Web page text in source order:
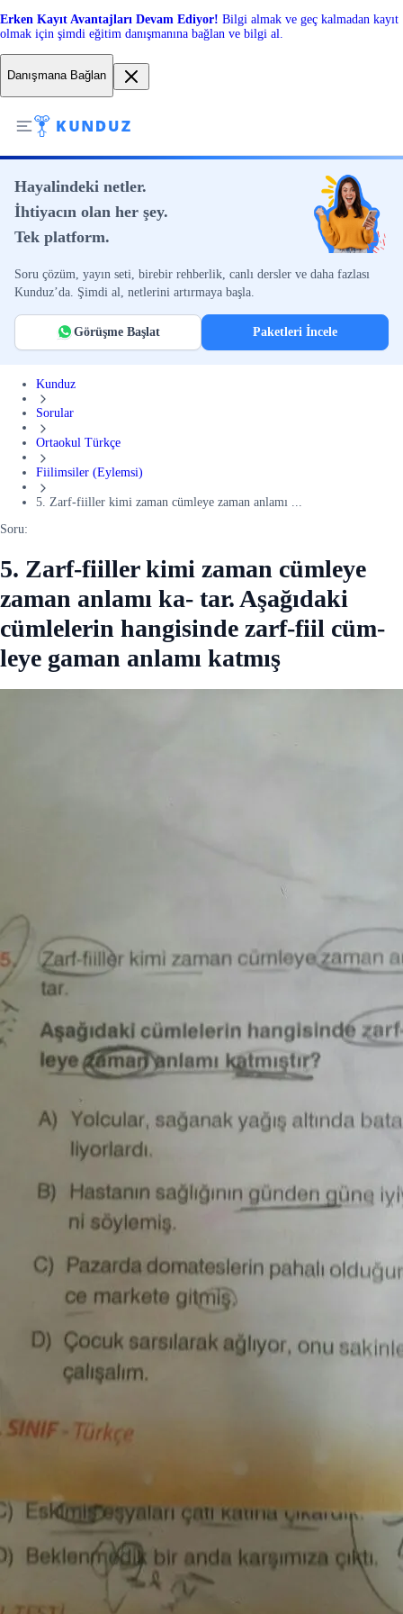
Erken Kayıt Avantajları Devam Ediyor! Bilgi almak ve geç kalmadan kayıt
olmak için şimdi eğitim danışmanına bağlan ve bilgi al.
Danışmana Bağlan
Hayalindeki netler.
İhtiyacın olan her şey.
Tek platform.
Soru çözüm, yayın seti, birebir rehberlik, canlı dersler ve daha fazlası
Kunduz’da. Şimdi al, netlerini artırmaya başla.
Görüşme Başlat Paketleri İncele
Kunduz
Sorular
Ortaokul Türkçe
Fiilimsiler (Eylemsi)
5. Zarf-fiiller kimi zaman cümleye zaman anlamı ...
Soru:
5. Zarf-fiiller kimi zaman cümleye
zaman anlamı ka- tar. Aşağıdaki
cümlelerin hangisinde zarf-fiil cüm-
leye gaman anlamı katmış